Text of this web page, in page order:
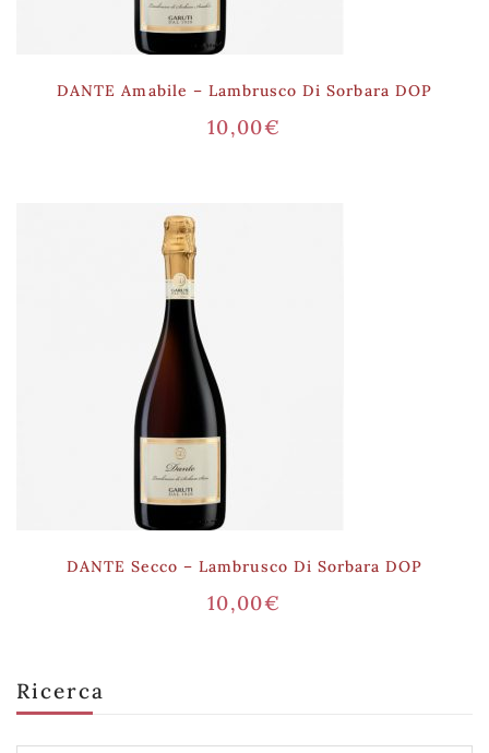
Ricerca
DANTE Amabile – Lambrusco Di Sorbara DOP
10,00€
DANTE Secco – Lambrusco Di Sorbara DOP
10,00€